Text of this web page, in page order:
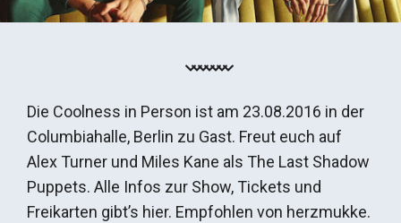
Die Coolness in Person ist am 23.08.2016 in der
Columbiahalle, Berlin zu Gast. Freut euch auf
Alex Turner und Miles Kane als The Last Shadow
Puppets. Alle Infos zur Show, Tickets und
Freikarten gibt’s hier. Empfohlen von herzmukke.